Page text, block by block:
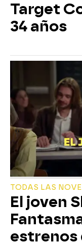
Target
34 años
TODAS LAS
El joven
estrenos